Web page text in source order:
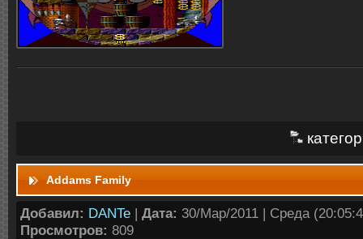
Addams Family
Добавил: DANTe | Дата: 30/Мар/2011 | Среда
Просмотров: 809